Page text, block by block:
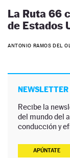
La Ruta 66
de Estados
ANTONIO RAMOS DEL
NEWSLETTER
Recibe la
del mundo del
conducción y
APÚNTATE